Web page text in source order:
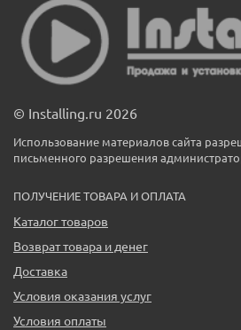
© Installing.ru 2026
Использование материалов сайта
письменного разрешения
ПОЛУЧЕНИЕ ТОВАРА И ОПЛАТА
Каталог товаров
Возврат товара и денег
Доставка
Условия оказания услуг
Условия оплаты